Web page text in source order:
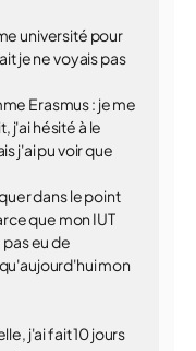
université pour
je ne voyais pas
Erasmus : je me
j'ai hésité à le
j'ai pu voir que
dans le point
que mon IUT
eu de
mon
j'ai fait 10 jours